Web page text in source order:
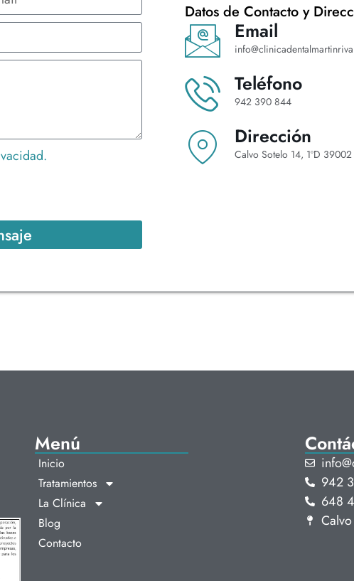
Datos de Contacto y
Email
Teléfono
942 390 844
Dirección
Calvo Sotelo 14, 1ºD
Menú
Inicio
Tratamientos
La Clínica
Blog
Contacto
942
648